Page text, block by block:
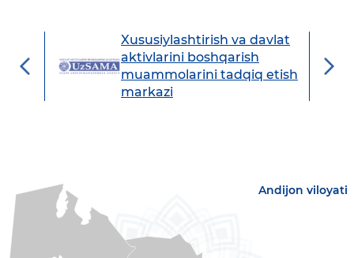
Xususiylashtirish va davlat
aktivlarini boshqarish
muammolarini tadqiq etish
markazi
Andijon viloyati